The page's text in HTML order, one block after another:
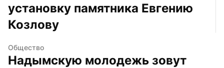
установку памятника Евгению
Козлову
Общество
Надымскую молодежь зовут